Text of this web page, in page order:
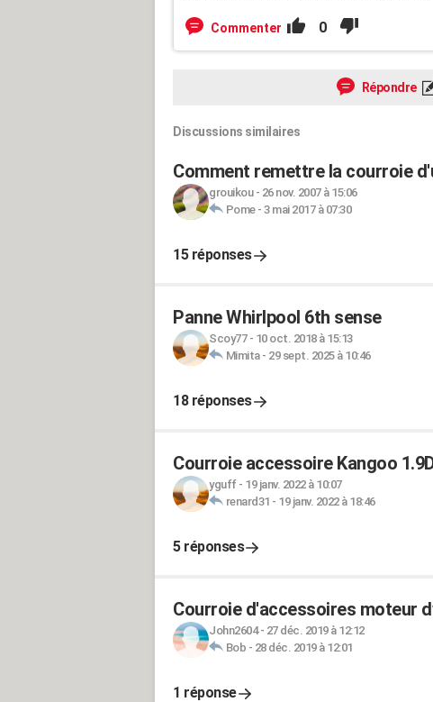
Commenter 0
Répondre
Discussions similaires
Comment remettre la courroie
grouikou- 26 nov. 2007 à 15:06
Pome- 3 mai 2017 à 07:30
15 réponses
Panne Whirlpool 6th sense
Scoy77- 10 oct. 2018 à 15:13
Mimita- 29 sept. 2025 à 10:46
18 réponses
Courroie accessoire Kangoo
yguff- 19 janv. 2022 à 10:07
renard31 - 19 janv. 2022 à 18:46
5 réponses
Courroie d'accessoires moteur
John2604- 27 déc. 2019 à 12:12
Bob - 28 déc. 2019 à 12:01
1 réponse